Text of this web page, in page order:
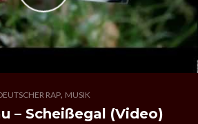
RAP, MUSIK
– Scheißegal (Video)